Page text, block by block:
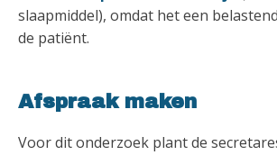
slaapmiddel), omdat het een
de patiënt.
Afspraak maken
Voor dit onderzoek plant de